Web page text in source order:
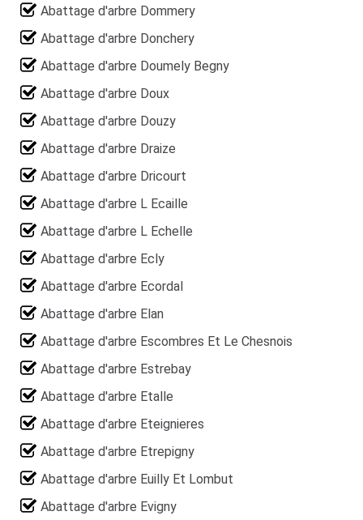
Abattage d'arbre Dommery
Abattage d'arbre Donchery
Abattage d'arbre Doumely Begny
Abattage d'arbre Doux
Abattage d'arbre Douzy
Abattage d'arbre Draize
Abattage d'arbre Dricourt
Abattage d'arbre L Ecaille
Abattage d'arbre L Echelle
Abattage d'arbre Ecly
Abattage d'arbre Ecordal
Abattage d'arbre Elan
Abattage d'arbre Escombres Et Le Chesnois
Abattage d'arbre Estrebay
Abattage d'arbre Etalle
Abattage d'arbre Eteignieres
Abattage d'arbre Etrepigny
Abattage d'arbre Euilly Et Lombut
Abattage d'arbre Evigny